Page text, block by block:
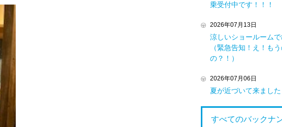
乗受付中です！！！
2026年07月13日
涼しいショールーム
（緊急告知！え！も
の？！）
2026年07月06日
夏が近づいて来ました
すべてのバックナ